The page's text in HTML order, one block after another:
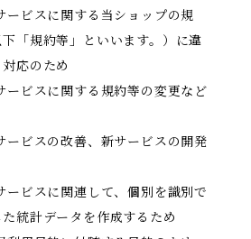
ービスに関する当ショップの規
「規約等」といいます。）に違
応のため
ービスに関する規約等の変更など
ービスの改善、新サービスの開発
ービスに関連して、個別を識別で
統計データを作成するため